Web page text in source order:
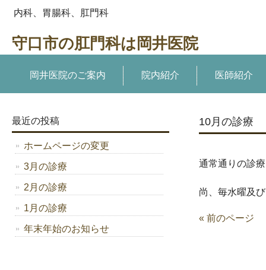
内科、胃腸科、肛門科
守口市の肛門科は岡井医院
岡井医院のご案内 院内紹介 医師紹介
10月の診療
通常通りの診
尚、毎水曜及
« 前のページ
最近の投稿
ホームページの変更
3月の診療
2月の診療
1月の診療
年末年始のお知らせ